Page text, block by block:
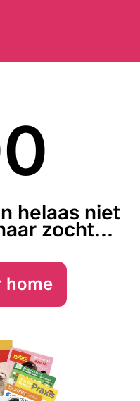
helaas niet
zocht...
home